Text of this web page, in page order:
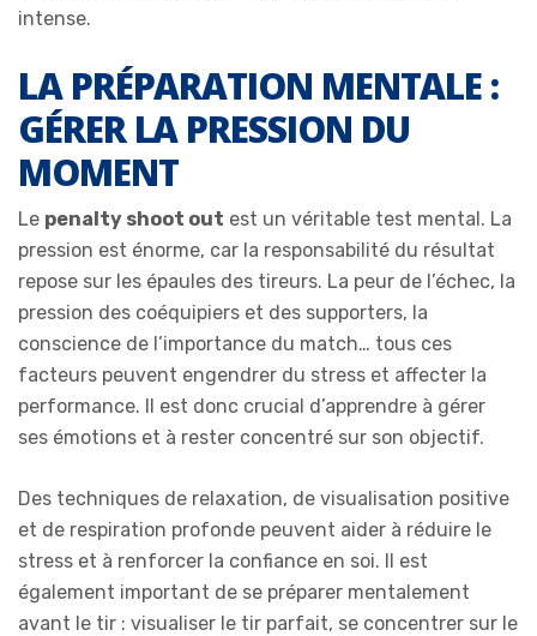
intense.
LA PRÉPARATION MENTALE :
GÉRER LA PRESSION DU
MOMENT
Le penalty shoot out est un véritable test mental. La
pression est énorme, car la responsabilité du résultat
repose sur les épaules des tireurs. La peur de l’échec, la
pression des coéquipiers et des supporters, la
conscience de l’importance du match… tous ces
facteurs peuvent engendrer du stress et affecter la
performance. Il est donc crucial d’apprendre à gérer
ses émotions et à rester concentré sur son objectif.
Des techniques de relaxation, de visualisation positive
et de respiration profonde peuvent aider à réduire le
stress et à renforcer la confiance en soi. Il est
également important de se préparer mentalement
avant le tir : visualiser le tir parfait, se concentrer sur le